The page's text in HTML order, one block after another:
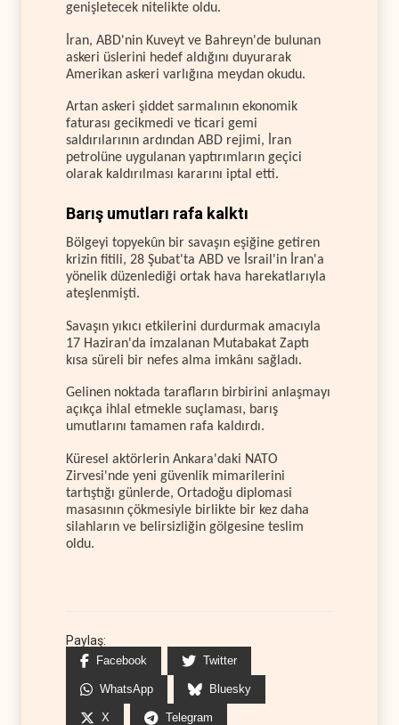
genişletecek nitelikte oldu.
İran, ABD'nin Kuveyt ve Bahreyn'de bulunan
askeri üslerini hedef aldığını duyurarak
Amerikan askeri varlığına meydan okudu.
Artan askeri şiddet sarmalının ekonomik
faturası gecikmedi ve ticari gemi
saldırılarının ardından ABD rejimi, İran
petrolüne uygulanan yaptırımların geçici
olarak kaldırılması kararını iptal etti.
Barış umutları rafa kalktı
Bölgeyi topyekûn bir savaşın eşiğine getiren
krizin fitili, 28 Şubat'ta ABD ve İsrail'in İran'a
yönelik düzenlediği ortak hava harekatlarıyla
ateşlenmişti.
Savaşın yıkıcı etkilerini durdurmak amacıyla
17 Haziran'da imzalanan Mutabakat Zaptı
kısa süreli bir nefes alma imkânı sağladı.
Gelinen noktada tarafların birbirini anlaşmayı
açıkça ihlal etmekle suçlaması, barış
umutlarını tamamen rafa kaldırdı.
Küresel aktörlerin Ankara'daki NATO
Zirvesi'nde yeni güvenlik mimarilerini
tartıştığı günlerde, Ortadoğu diplomasi
masasının çökmesiyle birlikte bir kez daha
silahların ve belirsizliğin gölgesine teslim
oldu.
Paylaş:
Facebook Twitter
WhatsApp Bluesky
X Telegram